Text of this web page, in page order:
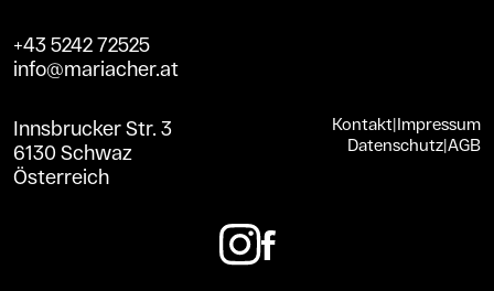
+43 5242 72525
info@mariacher.at
Innsbrucker Str. 3
6130 Schwaz
Österreich
Kontakt|Impressum
Datenschutz|AGB